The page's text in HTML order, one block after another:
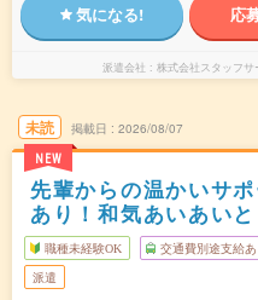
気になる! 応
派遣会社 株式会社スタッフサ
未読
NEW
掲載日 2026/08/07
先輩からの温かいサ
あり！和気あいあい
職種未経験OK 交通費別途支給あ
派遣